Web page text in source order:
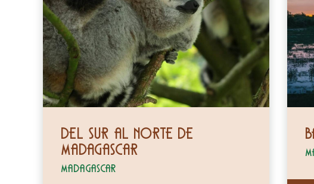
Del Sur al Norte de
Madagascar
Madagascar